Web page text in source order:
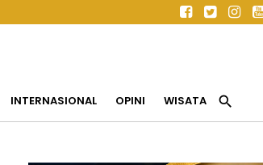
INTERNASIONAL OPINI WISATA search